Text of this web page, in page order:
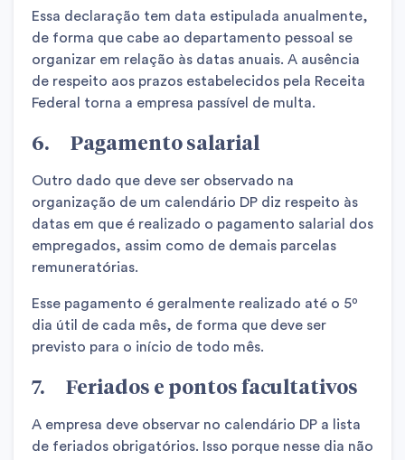
Essa declaração tem data estipulada anualmente,
de forma que cabe ao departamento pessoal se
organizar em relação às datas anuais. A ausência
de respeito aos prazos estabelecidos pela Receita
Federal torna a empresa passível de multa.
6. Pagamento salarial
Outro dado que deve ser observado na
organização de um calendário DP diz respeito às
datas em que é realizado o pagamento salarial dos
empregados, assim como de demais parcelas
remuneratórias.
Esse pagamento é geralmente realizado até o 5º
dia útil de cada mês, de forma que deve ser
previsto para o início de todo mês.
7. Feriados e pontos facultativos
A empresa deve observar no calendário DP a lista
de feriados obrigatórios. Isso porque nesse dia não